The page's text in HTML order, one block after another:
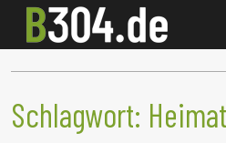
Schlagwort: